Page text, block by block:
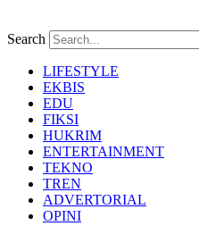
Search
LIFESTYLE
EKBIS
EDU
FIKSI
HUKRIM
ENTERTAINMENT
TEKNO
TREN
ADVERTORIAL
OPINI